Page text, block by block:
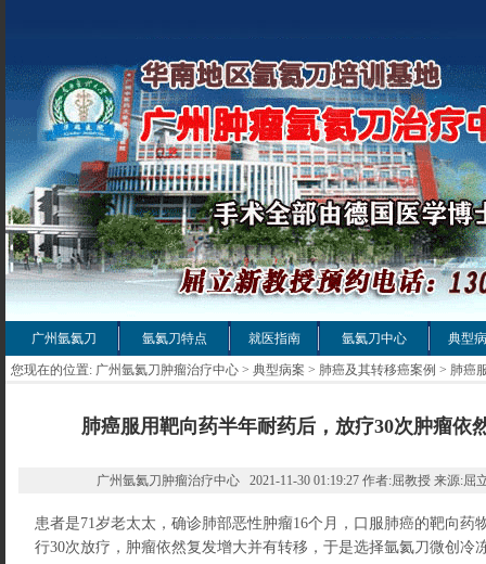
广州氩氦刀 氩氦刀特点 就医指南 氩氦刀中心 典型
您现在的位置: 广州氩氦刀肿瘤治疗中心 > 典型病案 > 肺癌及其转移癌案例 > 肺癌
肺癌服用靶向药半年耐药后，放疗30次肿瘤依
广州氩氦刀肿瘤治疗中心 2021-11-30 01:19:27 作者:屈教授 来源:屈
患者是71岁老太太，确诊肺部恶性肿瘤16个月，口服肺癌的靶向药
行30次放疗，肿瘤依然复发增大并有转移，于是选择氩氦刀微创冷